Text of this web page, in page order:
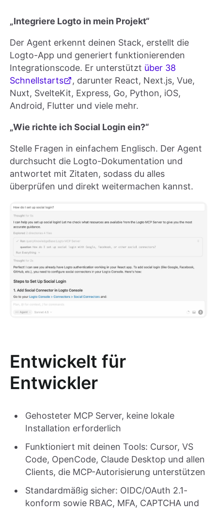
„Integriere Logto in mein Projekt“
Der Agent erkennt deinen Stack, erstellt die
Logto-App und generiert funktionierenden
Integrationscode. Er unterstützt über 38
Schnellstarts
, darunter React, Next.js, Vue,
Nuxt, SvelteKit, Express, Go, Python, iOS,
Android, Flutter und viele mehr.
„Wie richte ich Social Login ein?“
Stelle Fragen in einfachem Englisch. Der Agent
durchsucht die Logto-Dokumentation und
antwortet mit Zitaten, sodass du alles
überprüfen und direkt weitermachen kannst.
Entwickelt für
Entwickler
Gehosteter MCP Server, keine lokale
Installation erforderlich
Funktioniert mit deinen Tools: Cursor, VS
Code, OpenCode, Claude Desktop und allen
Clients, die MCP-Autorisierung unterstützen
Standardmäßig sicher: OIDC/OAuth 2.1-
konform sowie RBAC, MFA, CAPTCHA und